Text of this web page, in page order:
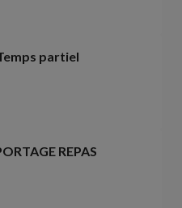
partiel
REPAS